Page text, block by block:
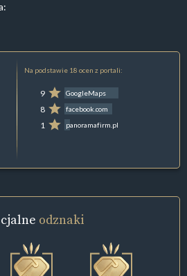
Na podstawie 18 ocen z portali:
9 GoogleMaps
8 facebook.com
1 panoramafirm.pl
odznaki